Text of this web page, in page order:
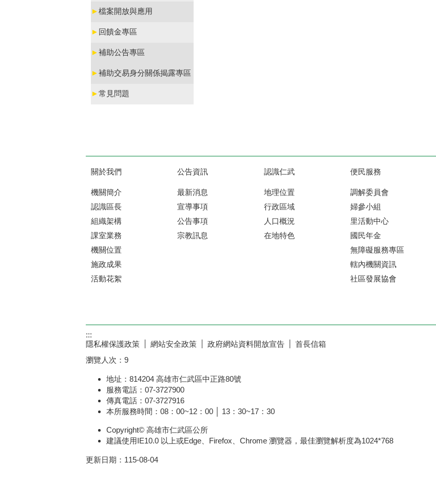
►檔案開放與應用
► 回饋金專區
►補助公告專區
►補助交易身分關係揭露專區
►常見問題
關於我們
機關簡介
認識區長
組織架構
課室業務
機關位置
施政成果
活動花絮
公告資訊
最新消息
宣導事項
公告事項
宗教訊息
認識仁武
地理位置
行政區域
人口概況
在地特色
便民服務
調解委員會
婦參小組
里活動中心
國民年金
無障礙服務專區
轄內機關資訊
社區發展協會
:::
隱私權保護政策
網站安全政策 政府網站資料開放宣告
首長信箱
瀏覽人次： 9
地址：814204 高雄市仁武區中正路80號
服務電話：07-3727900
傳真電話：07-3727916
本所服務時間：08：00~12：00 │ 13：30~17：30
Copyright© 高雄市仁武區公所
建議使用IE10.0 以上或Edge、Firefox、Chrome 瀏覽器，最佳瀏覽解析度為1024*768
更新日期： 115-08-04